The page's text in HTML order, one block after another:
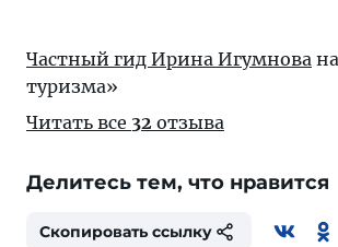
Частный гид Ирина Игумнова
туризма»
Читать все 32 отзыва
Делитесь тем, что нравится
Скопировать ссылку